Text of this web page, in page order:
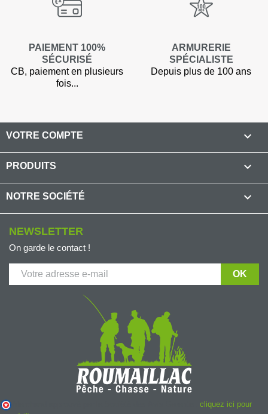
PAIEMENT 100%
SÉCURISÉ
CB, paiement en plusieurs
fois...
ARMURERIE
SPÉCIALISTE
Depuis plus de 100 ans
VOTRE COMPTE 
PRODUITS 
NOTRE SOCIÉTÉ 
NEWSLETTER
On garde le contact !
cliquez ici pour